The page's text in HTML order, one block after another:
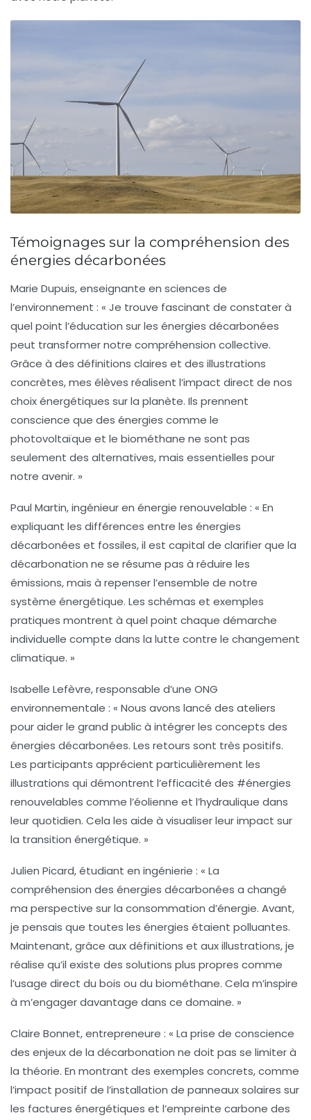
Témoignages sur la compréhension des
énergies décarbonées
Marie Dupuis, enseignante en sciences de
l’environnement : « Je trouve fascinant de constater à
quel point l’éducation sur les énergies décarbonées
peut transformer notre compréhension collective.
Grâce à des définitions claires et des illustrations
concrètes, mes élèves réalisent l’impact direct de nos
choix énergétiques sur la planète. Ils prennent
conscience que des énergies comme le
photovoltaïque et le biométhane ne sont pas
seulement des alternatives, mais essentielles pour
notre avenir. »
Paul Martin, ingénieur en énergie renouvelable : « En
expliquant les différences entre les énergies
décarbonées et fossiles, il est capital de clarifier que la
décarbonation ne se résume pas à réduire les
émissions, mais à repenser l’ensemble de notre
système énergétique. Les schémas et exemples
pratiques montrent à quel point chaque démarche
individuelle compte dans la lutte contre le changement
climatique. »
Isabelle Lefèvre, responsable d’une ONG
environnementale : « Nous avons lancé des ateliers
pour aider le grand public à intégrer les concepts des
énergies décarbonées. Les retours sont très positifs.
Les participants apprécient particulièrement les
illustrations qui démontrent l’efficacité des #énergies
renouvelables comme l’éolienne et l’hydraulique dans
leur quotidien. Cela les aide à visualiser leur impact sur
la transition énergétique. »
Julien Picard, étudiant en ingénierie : « La
compréhension des énergies décarbonées a changé
ma perspective sur la consommation d’énergie. Avant,
je pensais que toutes les énergies étaient polluantes.
Maintenant, grâce aux définitions et aux illustrations, je
réalise qu’il existe des solutions plus propres comme
l’usage direct du bois ou du biométhane. Cela m’inspire
à m’engager davantage dans ce domaine. »
Claire Bonnet, entrepreneure : « La prise de conscience
des enjeux de la décarbonation ne doit pas se limiter à
la théorie. En montrant des exemples concrets, comme
l’impact positif de l’installation de panneaux solaires sur
les factures énergétiques et l’empreinte carbone des